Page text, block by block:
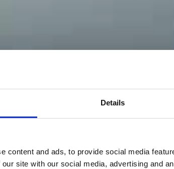
Details
content and ads, to provide social media
site with our social media, advertising and